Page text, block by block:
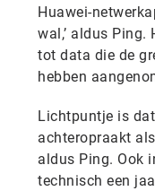
Huawei-
wal,’ aldus Ping.
tot data die de
hebben
Lichtpuntje is
achteropraakt
aldus Ping. Ook
technisch een